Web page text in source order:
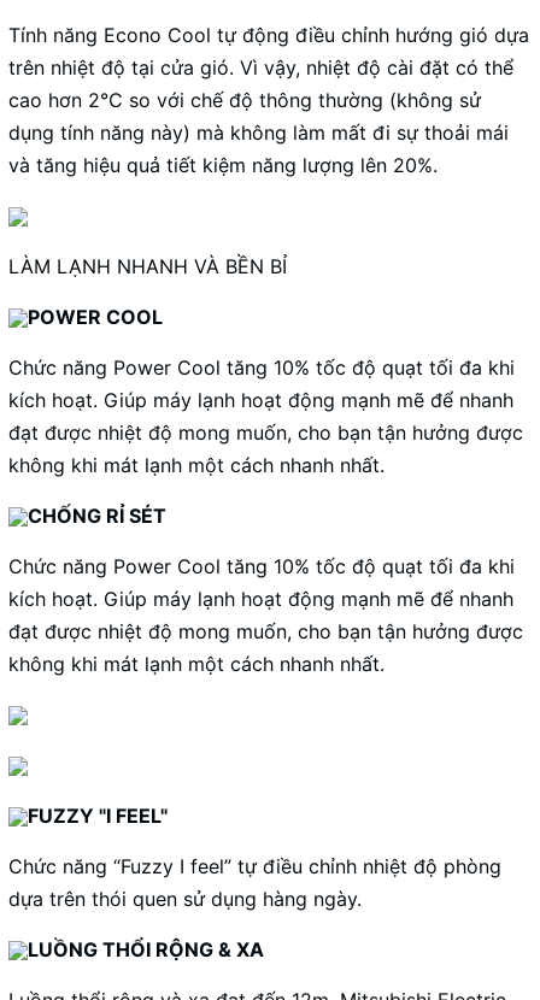
Tính năng Econo Cool tự động điều chỉnh hướng gió dựa
trên nhiệt độ tại cửa gió. Vì vậy, nhiệt độ cài đặt có thể
cao hơn 2°C so với chế độ thông thường (không sử
dụng tính năng này) mà không làm mất đi sự thoải mái
và tăng hiệu quả tiết kiệm năng lượng lên 20%.
LÀM LẠNH NHANH VÀ BỀN BỈ
POWER COOL
Chức năng Power Cool tăng 10% tốc độ quạt tối đa khi
kích hoạt. Giúp máy lạnh hoạt động mạnh mẽ để nhanh
đạt được nhiệt độ mong muốn, cho bạn tận hưởng được
không khi mát lạnh một cách nhanh nhất.
CHỐNG RỈ SÉT
Chức năng Power Cool tăng 10% tốc độ quạt tối đa khi
kích hoạt. Giúp máy lạnh hoạt động mạnh mẽ để nhanh
đạt được nhiệt độ mong muốn, cho bạn tận hưởng được
không khi mát lạnh một cách nhanh nhất.
FUZZY "I FEEL"
Chức năng “Fuzzy I feel” tự điều chỉnh nhiệt độ phòng
dựa trên thói quen sử dụng hàng ngày.
LUỒNG THỔI RỘNG & XA